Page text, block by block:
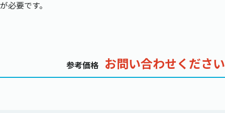
が必要です。
参考価格 お問い合わせください